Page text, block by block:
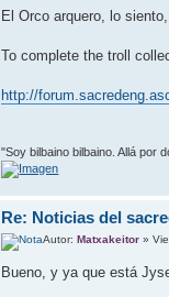
El Orco arquero, lo
To complete the troll
http://
"Soy bilbaino bilbaino. Allá por
Re: Noticias del
Autor:Matxakeitor »
Bueno, y ya que está